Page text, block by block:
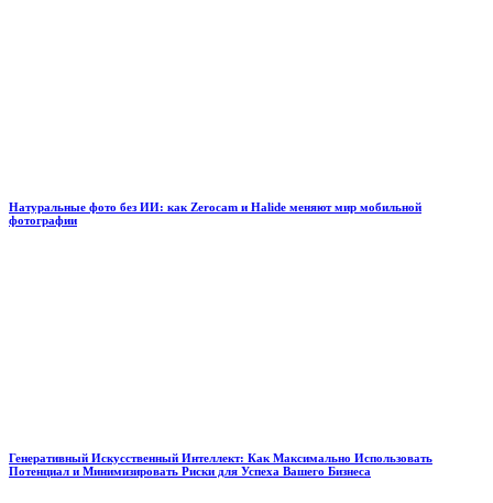
Натуральные фото без ИИ: как Zerocam и Halide меняют мир мобильной
фотографии
Генеративный Искусственный Интеллект: Как Максимально Использовать
Потенциал и Минимизировать Риски для Успеха Вашего Бизнеса